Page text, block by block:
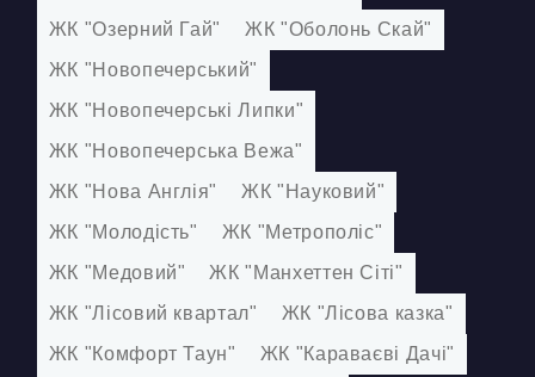
ЖК "Озерний Гай"
ЖК "Оболонь Скай"
ЖК "Новопечерський"
ЖК "Новопечерські Липки"
ЖК "Новопечерська Вежа"
ЖК "Нова Англія"
ЖК "Науковий"
ЖК "Молодість"
ЖК "Метрополіс"
ЖК "Медовий"
ЖК "Манхеттен Сіті"
ЖК "Лісовий квартал"
ЖК "Лісова казка"
ЖК "Комфорт Таун"
ЖК "Караваєві Дачі"